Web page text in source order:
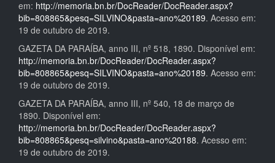
em: http://memoria.bn.br/DocReader/DocReader.aspx?
bib=808865&pesq=SILVINO&pasta=ano%20189. Acesso em:
19 de outubro de 2019.
GAZETA DA PARAÍBA, anno III, nº 518, 1890. Disponível em:
http://memoria.bn.br/DocReader/DocReader.aspx?
bib=808865&pesq=SILVINO&pasta=ano%20189. Acesso em:
19 de outubro de 2019.
GAZETA DA PARAÍBA, anno III, nº 540, 18 de março de
1890. Disponível em:
http://memoria.bn.br/DocReader/DocReader.aspx?
bib=808865&pesq=silvino&pasta=ano%20188. Acesso em:
19 de outubro de 2019.